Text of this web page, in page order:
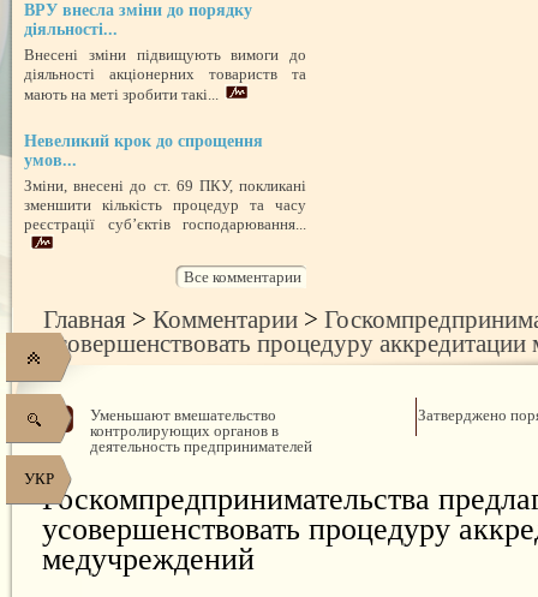
УКР
Обзор изменений налогового законодательства на 2012 год
ВРУ внесла зміни до порядку
діяльності...
Внесені зміни підвищують вимоги до
діяльності акціонерних товариств та
мають на меті зробити такі...
Невеликий крок до спрощення
умов...
Зміни, внесені до ст. 69 ПКУ, покликані
зменшити кількість процедур та часу
реєстрації суб’єктів господарювання...
Все комментарии
Главная > Комментарии >
усовершенствовать процедуру
Уменьшают вмешательство
контролирующих органов в
деятельность предпринимателей
Затверджено
Госкомпредпринимательства
усовершенствовать процедуру
медучреждений